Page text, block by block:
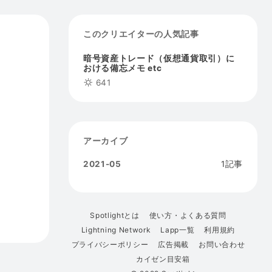
このクリエイターの人気記事
暗号資産トレード（仮想通貨取引）に
おける備忘メモ etc
641
アーカイブ
2021-05 1記事
Spotlightとは
使い方・よくある質問
Lightning Network
Lapp一覧
利用規約
プライバシーポリシー
広告掲載
お問い合わせ
カイゼン目安箱